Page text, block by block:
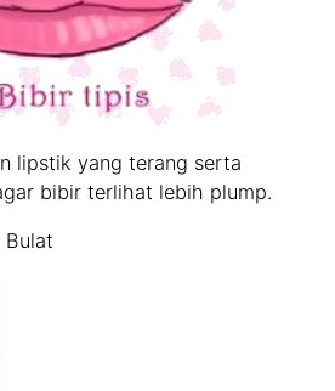
lipstik yang terang serta
bibir terlihat lebih plump.